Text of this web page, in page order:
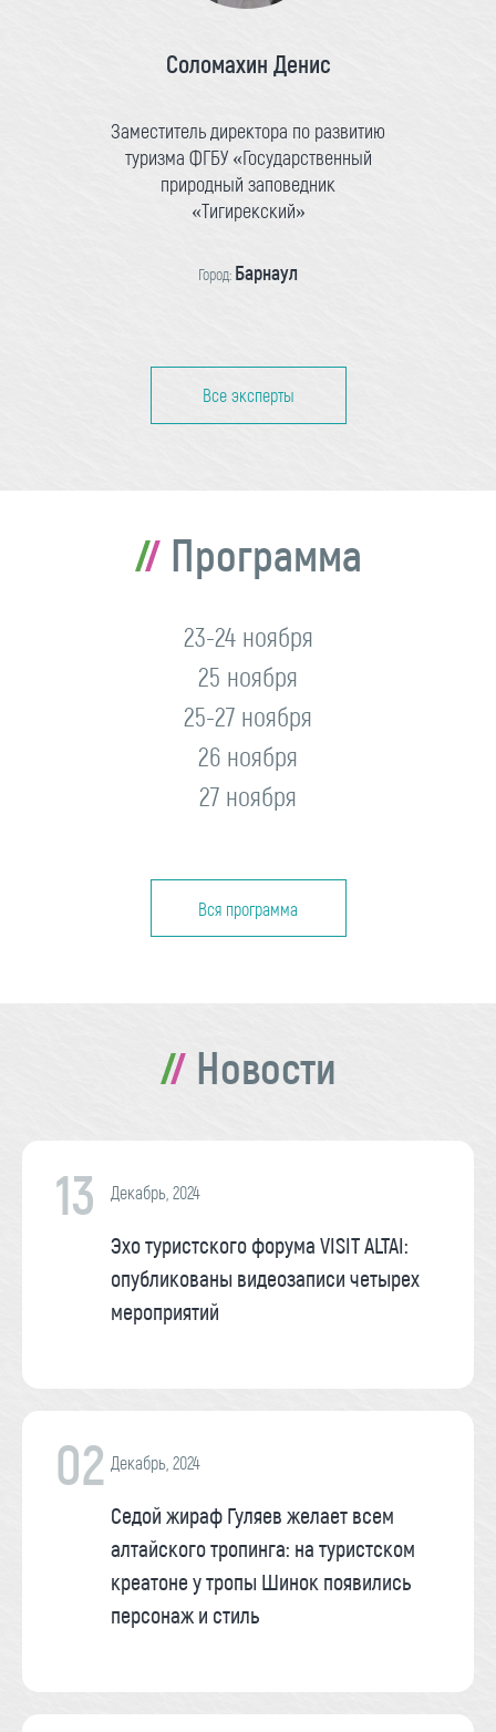
Соломахин Денис
Заместитель директора по развитию
туризма ФГБУ «Государственный
природный заповедник
«Тигирекский»
Город: Барнаул
Все эксперты
Программа
23-24 ноября
25 ноября
25-27 ноября
26 ноября
27 ноября
Вся программа
Новости
13 Декабрь, 2024
Эхо туристского форума VISIT ALTAI:
опубликованы видеозаписи четырех
мероприятий
02 Декабрь, 2024
Седой жираф Гуляев желает всем
алтайского тропинга: на туристском
креатоне у тропы Шинок появились
персонаж и стиль